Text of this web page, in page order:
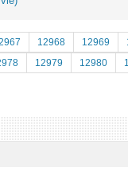
12968 12969
12979 12980